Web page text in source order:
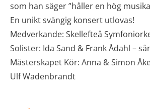
som han säger ”håller en hög
En unikt svängig konsert utlovas!
Medverkande: Skellefteå
Solister: Ida Sand & Frank Ådahl –
Mästerskapet Kör: Anna & Simon
Ulf Wadenbrandt